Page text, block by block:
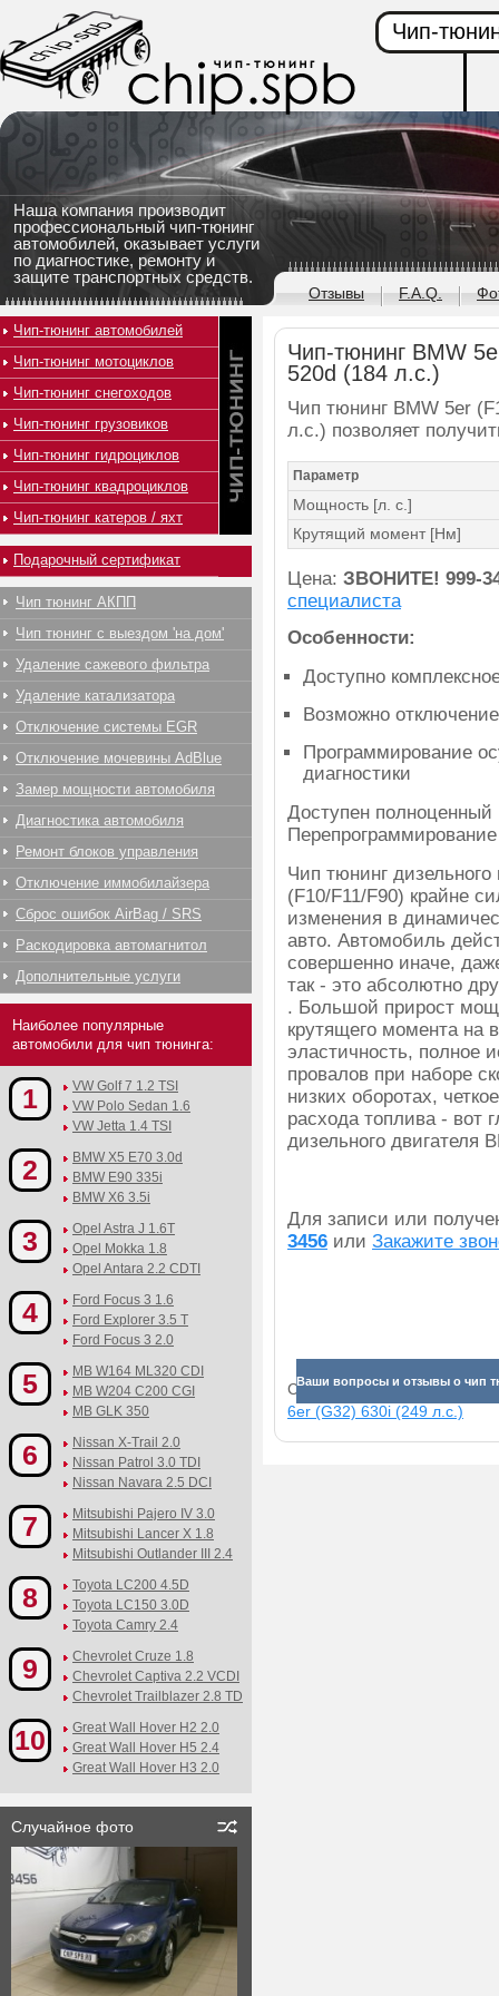
Наша компания производит
профессиональный чип-тюнинг
автомобилей, оказывает услуги
по диагностике, ремонту и
защите транспортных средств.
Чип-
Отзывы F.A.Q.
Чип-тюнинг BMW
520d (184 л.с.)
Чип тюнинг BMW 5er
л.с.) позволяет
Параметр
Мощность [л. с.]
Крутящий момент [Нм]
Цена: ЗВОНИТЕ! 999-
специалиста
Особенности:
Доступно
Возможно
Программирование
диагностики
Доступен полноценный
Чип тюнинг
(F10/F11/F90) крайне
изменения в
авто. Автомобиль
совершенно иначе,
так - это абсолютно
. Большой прирост
крутящего момента на
эластичность, полное
провалов при наборе
низких оборотах,
расхода топлива - вот
дизельного двигателя
Для записи или
3456 или Закажите
Ваши вопросы и отзывы о чип
Смотрите прибавки для
6er (G32) 630i (249 л.с.)
Чип-тюнинг автомобилей
Чип-тюнинг мотоциклов
Чип-тюнинг снегоходов
Чип-тюнинг грузовиков
Чип-тюнинг гидроциклов
Чип-тюнинг квадроциклов
Чип-тюнинг катеров / яхт
Подарочный сертификат
Чип тюнинг АКПП
Чип тюнинг с выездом 'на дом'
Удаление сажевого фильтра
Удаление катализатора
Отключение системы EGR
Отключение мочевины AdBlue
Замер мощности автомобиля
Диагностика автомобиля
Ремонт блоков управления
Отключение иммобилайзера
Сброс ошибок AirBag / SRS
Раскодировка автомагнитол
Дополнительные услуги
Наиболее популярные
автомобили для чип тюнинга:
1
VW Golf 7 1.2 TSI
VW Polo Sedan 1.6
VW Jetta 1.4 TSI
2
BMW X5 E70 3.0d
BMW E90 335i
BMW X6 3.5i
3
Opel Astra J 1.6T
Opel Mokka 1.8
Opel Antara 2.2 CDTI
4
Ford Focus 3 1.6
Ford Explorer 3.5 T
Ford Focus 3 2.0
5
MB W164 ML320 CDI
MB W204 C200 CGI
MB GLK 350
6
Nissan X-Trail 2.0
Nissan Patrol 3.0 TDI
Nissan Navara 2.5 DCI
7
Mitsubishi Pajero IV 3.0
Mitsubishi Lancer X 1.8
Mitsubishi Outlander III 2.4
8
Toyota LC200 4.5D
Toyota LC150 3.0D
Toyota Camry 2.4
9
Chevrolet Cruze 1.8
Chevrolet Captiva 2.2 VCDI
Chevrolet Trailblazer 2.8 TD
10
Great Wall Hover H2 2.0
Great Wall Hover H5 2.4
Great Wall Hover H3 2.0
Случайное фото